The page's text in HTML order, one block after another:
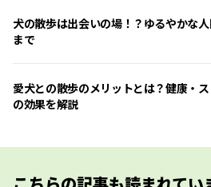
犬の散歩は出会いの場！？ゆるやかな
まで
愛犬との散歩のメリットとは？健康・
の効果を解説